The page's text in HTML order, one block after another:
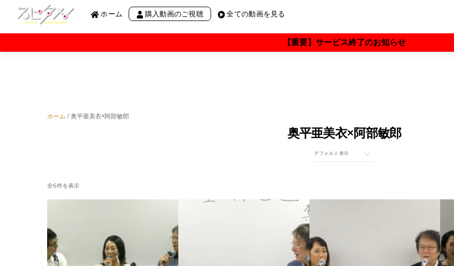
ホーム 購入動画のご視聴 全ての動画を見る
奇跡のコース
わかりかけのRadio“R”
わかりかけのRadio
阿部敏郎のシャバだ・バダ！
横山紘一×阿部敏郎
さとうみつろう×阿部敏郎
保江邦夫×大和田菜穂×阿部敏郎
ピョートル・グジバチ×阿部敏郎
【重要】サービス終了のお知らせ
ホーム / 奥平亜美衣×阿部敏郎
奥平亜美衣×阿部敏郎
全6件を表示